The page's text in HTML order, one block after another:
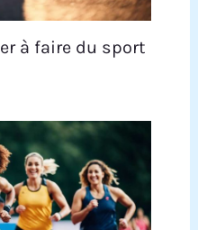
calories et le temps,
à faire du sport